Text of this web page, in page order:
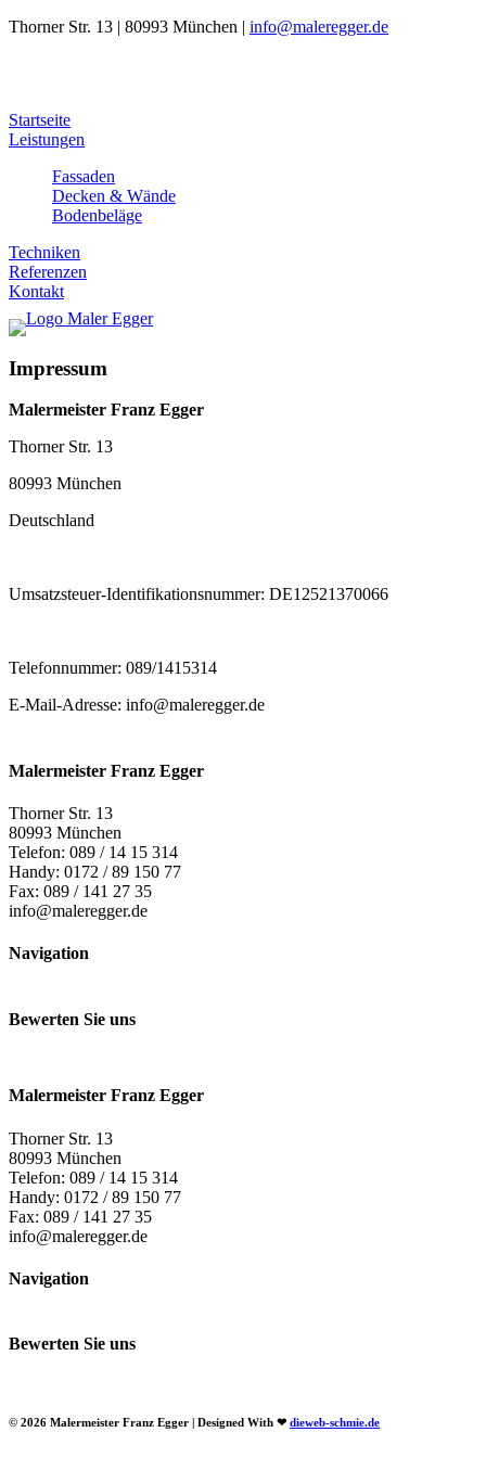
Thorner Str. 13 | 80993 München | info@maleregger.de
Startseite
Leistungen
Fassaden
Decken & Wände
Bodenbeläge
Techniken
Referenzen
Kontakt
Impressum
Malermeister Franz Egger
Thorner Str. 13
80993 München
Deutschland
Umsatzsteuer-Identifikationsnummer: DE12521370066
Telefonnummer: 089/1415314
E-Mail-Adresse: info@maleregger.de
Malermeister Franz Egger
Thorner Str. 13
80993 München
Telefon: 089 / 14 15 314
Handy: 0172 / 89 150 77
Fax: 089 / 141 27 35
info@maleregger.de
Navigation
Bewerten Sie uns
Malermeister Franz Egger
Thorner Str. 13
80993 München
Telefon: 089 / 14 15 314
Handy: 0172 / 89 150 77
Fax: 089 / 141 27 35
info@maleregger.de
Navigation
Bewerten Sie uns
© 2026 Malermeister Franz Egger | Designed With ❤ dieweb-schmie.de